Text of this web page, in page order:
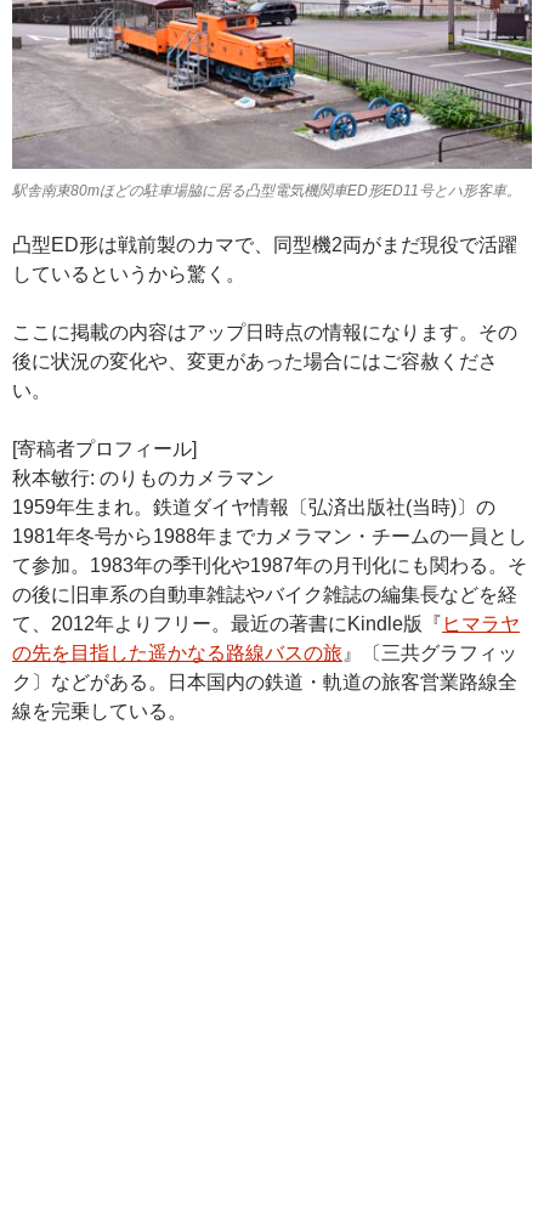
駅舎南東80mほどの駐車場脇に居る凸型電気機関車ED形ED11号とハ形客車。
凸型ED形は戦前製のカマで、同型機2両がまだ現役で活躍
しているというから驚く。
ここに掲載の内容はアップ日時点の情報になります。その
後に状況の変化や、変更があった場合にはご容赦くださ
い。
[寄稿者プロフィール]
秋本敏行: のりものカメラマン
1959年生まれ。鉄道ダイヤ情報〔弘済出版社(当時)〕の
1981年冬号から1988年までカメラマン・チームの一員とし
て参加。1983年の季刊化や1987年の月刊化にも関わる。そ
の後に旧車系の自動車雑誌やバイク雑誌の編集長などを経
て、2012年よりフリー。最近の著書にKindle版『 ヒマラヤ
の先を目指した遥かなる路線バスの旅 』〔三共グラフィッ
ク〕などがある。日本国内の鉄道・軌道の旅客営業路線全
線を完乗している。